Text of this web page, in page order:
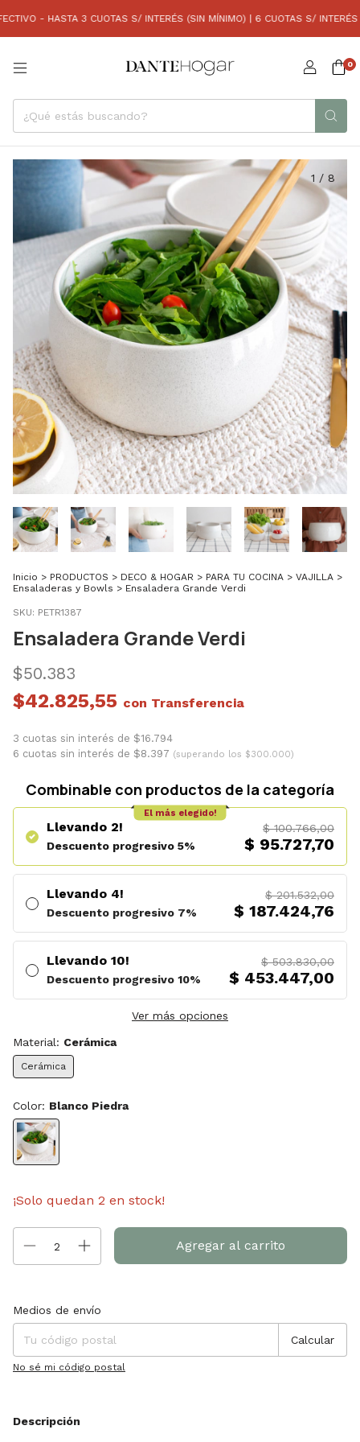
- HASTA 3 CUOTAS S/ INTERÉS (SIN MÍNIMO) | 6 CUOTAS S/ INTERÉS
0
1 / 8
Inicio > PRODUCTOS > DECO & HOGAR > PARA TU COCINA > VAJILLA >
Ensaladeras y Bowls > Ensaladera Grande Verdi
SKU: PETR1387
Ensaladera Grande Verdi
$50.383
$42.825,55 con
3 cuotas sin interés de $16.794
6 cuotas sin interés de $8.397 (superando los $300.000)
Combinable con productos de la categoría
Llevando 2!
Descuento progresivo 5%
$ 100.766,00
$ 95.727,70
El más elegido!
Llevando 4!
Descuento progresivo 7%
$ 201.532,00
$ 187.424,76
Llevando 10!
Descuento progresivo 10%
$ 503.830,00
$ 453.447,00
Ver más opciones
Material: Cerámica
Cerámica
Color: Blanco Piedra
¡Solo quedan 2 en stock!
Entregas para el CP:
Medios de envío
Calcular
No sé mi código postal
Descripción